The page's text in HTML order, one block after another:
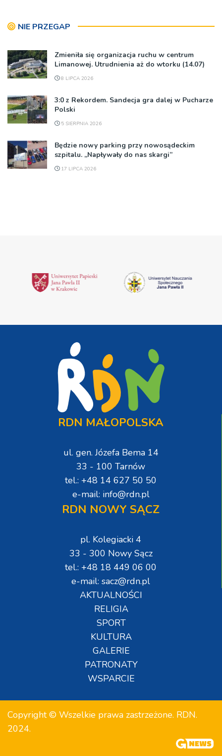
NIE PRZEGAP
Zmieniła się organizacja ruchu w centrum
Limanowej. Utrudnienia aż do wtorku (14.07)
8 LIPCA 2026
3:0 z Rekordem. Sandecja gra dalej w Pucharze
Polski
5 SIERPNIA 2026
Będzie nowy parking przy nowosądeckim
szpitalu. „Napływały do nas skargi”
17 LIPCA 2026
RDN MAŁOPOLSKA
ul. gen. Józefa Bema 14
33 - 100 Tarnów
tel.: +48 14 627 50 50
e-mail: info@rdn.pl
RDN NOWY SĄCZ
pl. Kolegiacki 4
33 - 300 Nowy Sącz
tel.: +48 18 449 06 00
e-mail: sacz@rdn.pl
AKTUALNOŚCI
RELIGIA
SPORT
KULTURA
GALERIE
PATRONATY
WSPARCIE
Copyright © Wszelkie prawa zastrzeżone. RDN.
2024.